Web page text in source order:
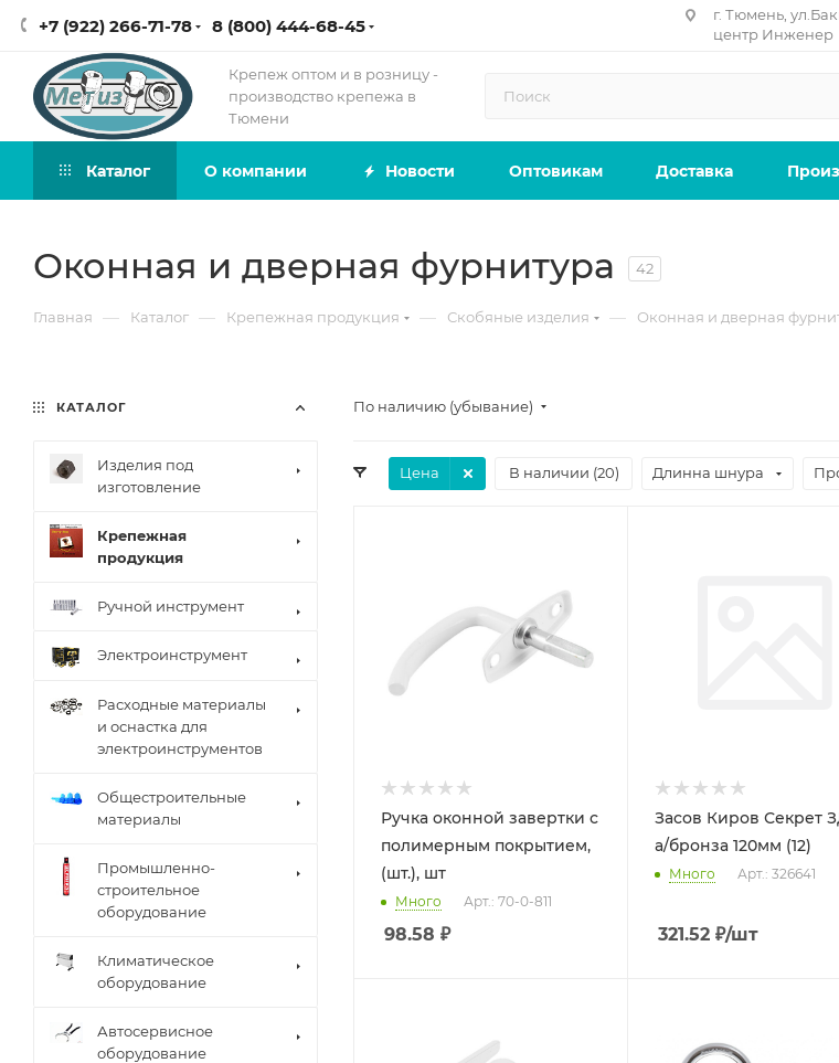
+7 (922) 266-71-78 8 (800) 444-68-45
г. Тюмень,
центр Инженер
Крепеж оптом и в розницу -
производство крепежа в
Тюмени
Каталог О компании Новости Оптовикам Доставка
Оконная и дверная фурнитура 42
Главная — Каталог — Крепежная продукция — Скобяные изделия — Оконная и дверная
По наличию (убывание)
Цена В наличии (20) Длинна шнура
Ручка оконной завертки с
полимерным покрытием,
(шт.), шт
Много Арт.: 70-0-811
98.58 ₽
Засов Киров Секрет
а/бронза 120мм (12)
Много Арт.: 326641
321.52 ₽/шт
КАТАЛОГ
Изделия под
изготовление
Крепежная
продукция
Ручной инструмент
Электроинструмент
Расходные материалы
и оснастка для
электроинструментов
Общестроительные
материалы
Промышленно-
строительное
оборудование
Климатическое
оборудование
Автосервисное
оборудование